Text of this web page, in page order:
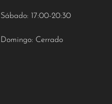
Sábado: 17:00-20:30
Domingo: Cerrado